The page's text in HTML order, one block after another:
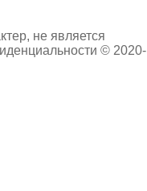
не является
© 2020-